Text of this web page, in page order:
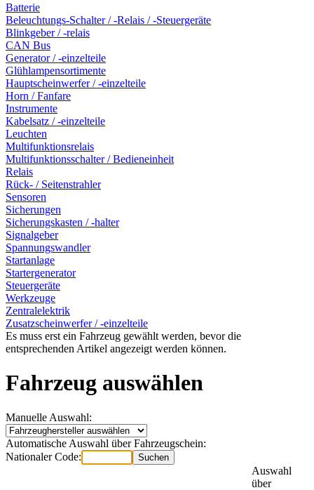
Batterie
Beleuchtungs-Schalter / -Relais / -Steuergeräte
Blinkgeber / -relais
CAN Bus
Generator / -einzelteile
Glühlampensortimente
Hauptscheinwerfer / -einzelteile
Horn / Fanfare
Instrumente
Kabelsatz / -einzelteile
Leuchten
Multifunktionsrelais
Multifunktionsschalter / Bedieneinheit
Relais
Rück- / Seitenstrahler
Sensoren
Sicherungen
Sicherungskasten / -halter
Signalgeber
Spannungswandler
Startanlage
Startergenerator
Steuergeräte
Werkzeuge
Zentralelektrik
Zusatzscheinwerfer / -einzelteile
Es muss erst ein Fahrzeug gewählt werden, bevor die
entsprechenden Artikel angezeigt werden können.
Fahrzeug auswählen
Manuelle Auswahl:
Automatische Auswahl über Fahrzeugschein:
Nationaler Code:
Auswahl
über